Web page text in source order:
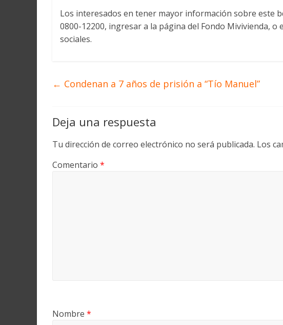
Los interesados en tener mayor información sobre este
0800-12200, ingresar a la página del Fondo Mivivienda,
sociales.
← Condenan a 7 años de prisión a “Tío Manuel”
Deja una respuesta
Tu dirección de correo electrónico no será publicada. Los
Comentario *
Nombre *